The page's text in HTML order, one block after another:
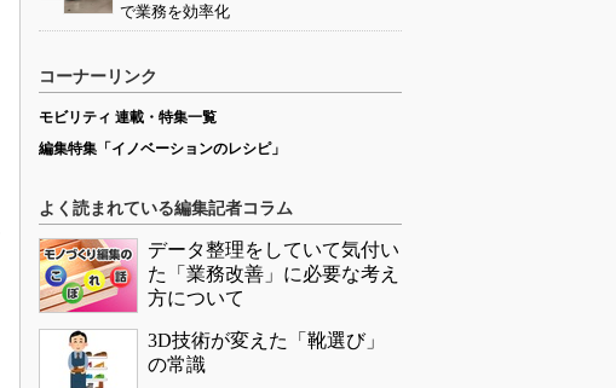
で業務を効率化
コーナーリンク
モビリティ 連載・特集一覧
編集特集「イノベーションのレシピ」
よく読まれている編集記者コラム
データ整理をしていて気付い
た「業務改善」に必要な考え
方について
3D技術が変えた「靴選び」
の常識